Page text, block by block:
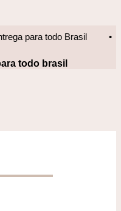
todo Brasil •
todo brasil